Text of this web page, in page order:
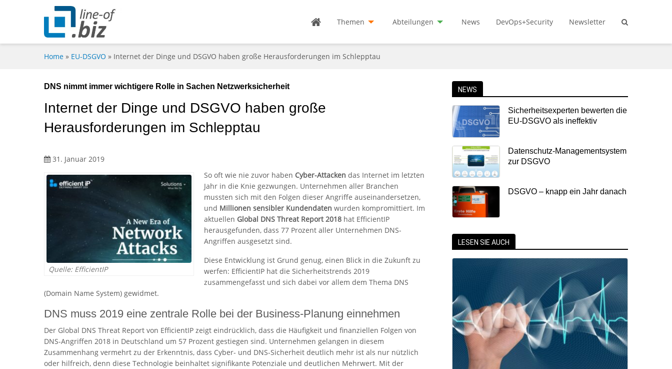
Themen Abteilungen News DevOps+Security Newsletter
Home » EU-DSGVO » Internet der Dinge und DSGVO haben große Herausforderungen im Schlepptau
DNS nimmt immer wichtigere Rolle in Sachen Netzwerksicherheit
Internet der Dinge und DSGVO haben große
Herausforderungen im Schlepptau
31. Januar 2019
Quelle: EfficientIP
So oft wie nie zuvor haben Cyber-Attacken das Internet im letzten
Jahr in die Knie gezwungen. Unternehmen aller Branchen
mussten sich mit den Folgen dieser Angriffe auseinandersetzen,
und Millionen sensibler Kundendaten wurden kompromittiert. Im
aktuellen Global DNS Threat Report 2018 hat EfficientIP
herausgefunden, dass 77 Prozent aller Unternehmen DNS-
Angriffen ausgesetzt sind.
Diese Entwicklung ist Grund genug, einen Blick in die Zukunft zu
werfen: EfficientIP hat die Sicherheitstrends 2019
zusammengefasst und sich dabei vor allem dem Thema DNS
(Domain Name System) gewidmet.
DNS muss 2019 eine zentrale Rolle bei der Business-Planung einnehmen
Der Global DNS Threat Report von EfficientIP zeigt eindrücklich, dass die Häufigkeit und finanziellen Folgen von
DNS-Angriffen 2018 in Deutschland um 57 Prozent gestiegen sind. Unternehmen gelangen in diesem
Zusammenhang vermehrt zu der Erkenntnis, dass Cyber- und DNS-Sicherheit deutlich mehr ist als nur nützlich
oder hilfreich, denn diese Technologie beinhaltet signifikante Potenziale und deutlichen Mehrwert. Mit der
NEWS
Sicherheitsexperten bewerten die
EU-DSGVO als ineffektiv
Datenschutz-Managementsystem
zur DSGVO
DSGVO – knapp ein Jahr danach
LESEN SIE AUCH